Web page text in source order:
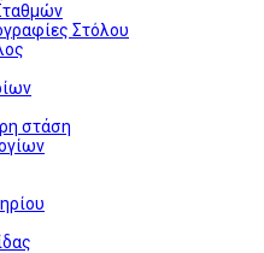
Στόλου
στάση